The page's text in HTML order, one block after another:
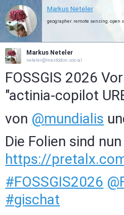
Markus Neteler
geographer. remote sensing. open
Markus Neteler
neteler@mastodon.social
FOSSGIS 2026
"actinia-copilot
von @mundialis
Die Folien sind
https://
#FOSSGIS2026 @
#gischat